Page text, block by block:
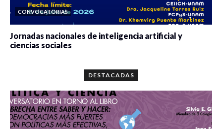
CONVOCATORIAS
Jornadas nacionales de inteligencia artificial y
ciencias sociales
DESTACADAS